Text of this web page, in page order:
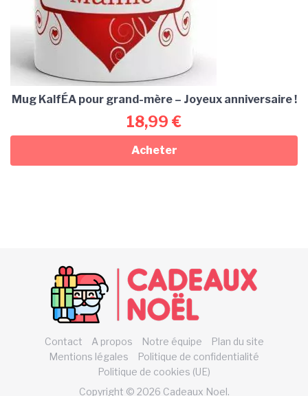
Mug KalfÉA pour grand-mère – Joyeux anniversaire !
18,99 €
Acheter
Contact A propos Notre équipe
Plan du site
Mentions légales
Politique de confidentialité
Politique de cookies (UE)
Copyright © 2026 Cadeaux Noel.